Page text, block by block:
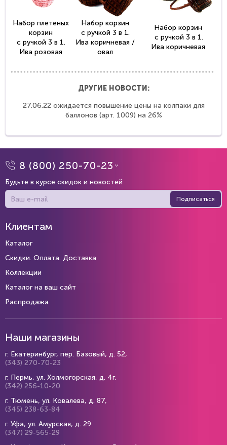
Набор плетеных
корзин
с ручкой 3 в 1.
Ива розовая
Набор корзин
с ручкой 3 в 1.
Ива коричневая /
овал
Набор корзин
с ручкой 3 в 1.
Ива коричневая
ДРУГИЕ НОВОСТИ:
27.06.22 ожидается повышение цены на колпаки для
баллонов (арт. 1009) на 26%
8 (800) 250-70-23
Будьте в курсе скидок и новостей
Подписаться
Клиентам
Каталог
Скидки. Оплата. Доставка
Коллекции
Каталог на ваш сайт
Распродажа
Наши магазины
г. Екатеринбург, пер. Базовый, д. 52,
(343) 270-70-23
г. Пермь, ул. Холмогорская, д. 4г,
(342) 256-10-20
г. Тюмень, ул. Ковалева, д. 87,
(345) 238-63-84
г. Уфа, ул. Амурская, д. 29
(347) 29-565-29